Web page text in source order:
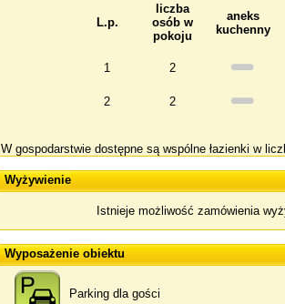
L.p.
liczba
osób w
pokoju
aneks
kuchenny
1
2
2 2
W gospodarstwie dostępne są wspólne łazienki w
Wyżywienie
Istnieje możliwość zamówienia
Wyposażenie obiektu
Parking dla gości